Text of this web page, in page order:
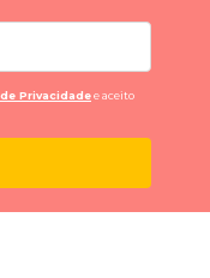
Privacidadee aceito